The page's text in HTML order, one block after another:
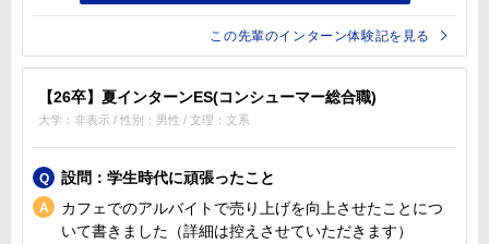
この先輩のインターン体験記を見る
【26卒】夏インターンES(コンシューマー総合職)
大学：非表示 / 性別：男性 / 文理：文系
設問：学生時代に頑張ったこと
カフェでのアルバイトで売り上げを向上させたことにつ
いて書きました（詳細は控えさせていただきます）